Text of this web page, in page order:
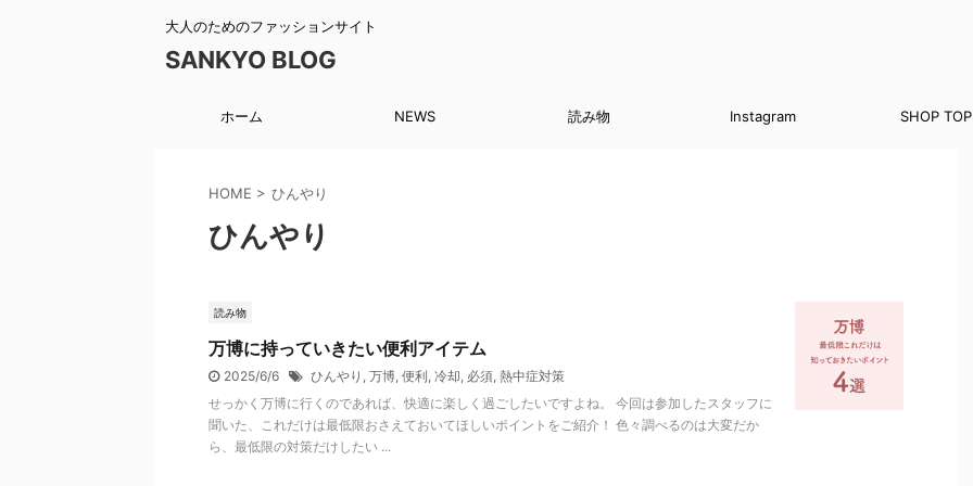
大人のためのファッションサイト
SANKYO BLOG
ホーム NEWS 読み物 Instagram SHOP TOP
HOME > ひんやり
ひんやり
読み物
万博に持っていきたい便利アイテム
2025/6/6 ひんやり , 万博, 便利, 冷却, 必須, 熱中症対策
せっかく万博に行くのであれば、快適に楽しく過ごしたいですよね。 今回は参加したスタッフに
聞いた、これだけは最低限おさえておいてほしいポイントをご紹介！ 色々調べるのは大変だか
ら、最低限の対策だけしたい ...